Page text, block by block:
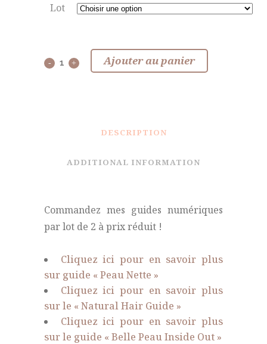
Lot
Ajouter au panier
DESCRIPTION
ADDITIONAL INFORMATION
Commandez mes guides numériques
par lot de 2 à prix réduit !
Cliquez ici pour en savoir plus
sur guide « Peau Nette »
Cliquez ici pour en savoir plus
sur le « Natural Hair Guide »
Cliquez ici pour en savoir plus
sur le guide « Belle Peau Inside Out »